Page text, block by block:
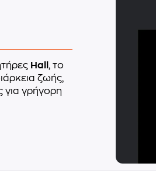
Hall , το
ζωής,
για γρήγορη